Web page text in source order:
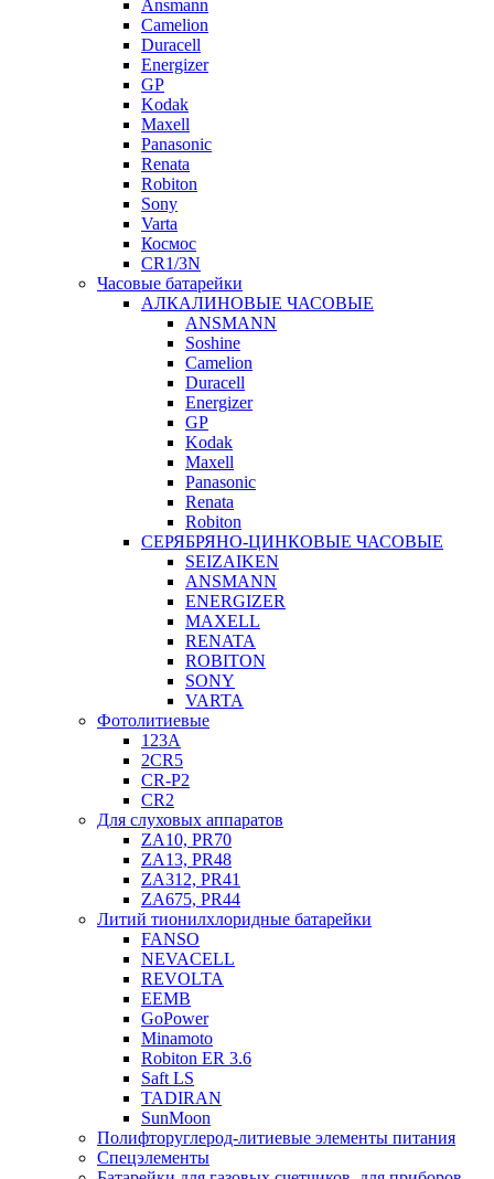
Ansmann
Camelion
Duracell
Energizer
GP
Kodak
Maxell
Panasonic
Renata
Robiton
Sony
Varta
Космос
CR1/3N
Часовые батарейки
АЛКАЛИНОВЫЕ ЧАСОВЫЕ
ANSMANN
Soshine
Camelion
Duracell
Energizer
GP
Kodak
Maxell
Panasonic
Renata
Robiton
СЕРЯБРЯНО-ЦИНКОВЫЕ ЧАСОВЫЕ
SEIZAIKEN
ANSMANN
ENERGIZER
MAXELL
RENATA
ROBITON
SONY
VARTA
Фотолитиевые
123A
2CR5
CR-P2
CR2
Для слуховых аппаратов
ZA10, PR70
ZA13, PR48
ZA312, PR41
ZA675, PR44
Литий тионилхлоридные батарейки
FANSO
NEVACELL
REVOLTA
EEMB
GoPower
Minamoto
Robiton ER 3.6
Saft LS
TADIRAN
SunMoon
Полифторуглерод-литиевые элементы питания
Спецэлементы